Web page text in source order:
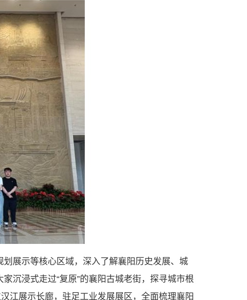
的职责，坚持为科技工作者服务、为创新驱动
务、为提高全民科学素质服务、为党和政府科
服务，更广泛地把广大科技工作者团结在党的
弘扬科学家精神，涵养优良学风。要坚持面向
面向未来，增进对国际科技界的开放、信任、
为全面建设社会主义现代化国家、推动构建人
共同体作出更大贡献。
展示等核心区域，深入了解襄阳历史发展、城
沉浸式走过“复原”的襄阳古城老街，探寻城市根
江展示长廊，驻足工业发展展区，全面梳理襄阳